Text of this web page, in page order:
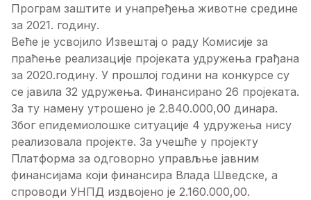
Програм заштите и унапређења животне средине
за 2021. годину.
Веће је усвојило Извештај о раду Комисије за
праћење реализације пројеката удружења грађана
за 2020.годину. У прошлој години на конкурсе су
се јавила 32 удружења. Финансирано 26 пројеката.
За ту намену утрошено је 2.840.000,00 динара.
Због епидемиолошке ситуације 4 удружења нису
реализовала пројекте. За учешће у пројекту
Платформа за одговорно управљње јавним
финансијама који финансира Влада Шведске, а
спроводи УНПД издвојено је 2.160.000,00.